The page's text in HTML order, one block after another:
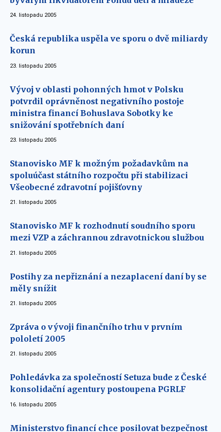
24. listopadu 2005
Česká republika uspěla ve sporu o dvě miliardy
korun
23. listopadu 2005
Vývoj v oblasti pohonných hmot v Polsku
potvrdil oprávněnost negativního postoje
ministra financí Bohuslava Sobotky ke
snižování spotřebních daní
23. listopadu 2005
Stanovisko MF k možným požadavkům na
spoluúčast státního rozpočtu při stabilizaci
Všeobecné zdravotní pojišťovny
21. listopadu 2005
Stanovisko MF k rozhodnutí soudního sporu
mezi VZP a záchrannou zdravotnickou službou
21. listopadu 2005
Postihy za nepřiznání a nezaplacení daní by se
měly snížit
21. listopadu 2005
Zpráva o vývoji finančního trhu v prvním
pololetí 2005
21. listopadu 2005
Pohledávka za společností Setuza bude z České
konsolidační agentury postoupena PGRLF
16. listopadu 2005
Ministerstvo financí chce posilovat bezpečnost